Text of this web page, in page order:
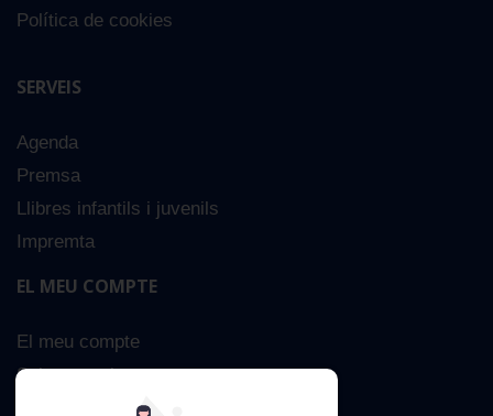
Política de cookies
SERVEIS
Agenda
Premsa
Llibres infantils i juvenils
Impremta
EL MEU COMPTE
El meu compte
Sobre nosaltres
Cerca Avançada